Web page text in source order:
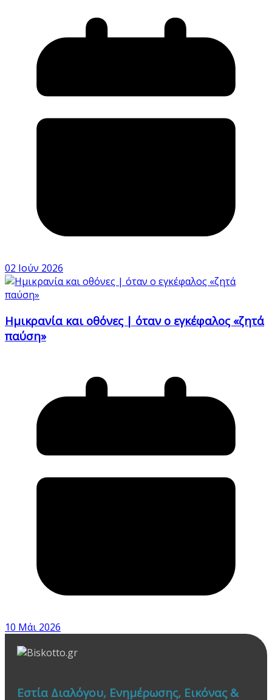
02 Ιούν 2026
Ημικρανία και οθόνες | όταν ο εγκέφαλος «ζητά
παύση»
10 Μάι 2026
Εστία Διαλόγου, Ενημέρωσης, Εικόνας &